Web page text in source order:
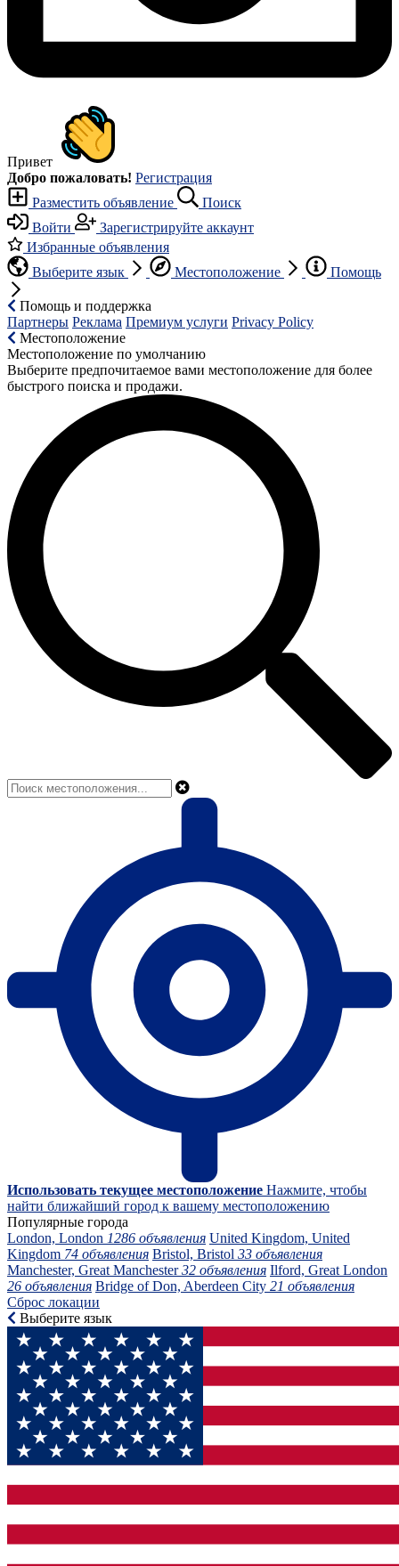
Привет
Добро пожаловать! Регистрация
Разместить объявление
Поиск
Войти
Зарегистрируйте аккаунт
Избранные объявления
Выберите язык
Местоположение Помощь
Помощь и поддержка
Партнеры Реклама Премиум услуги Privacy Policy
Местоположение
Местоположение по умолчанию
Выберите предпочитаемое вами местоположение для более
быстрого поиска и продажи.
Использовать текущее местоположение Нажмите, чтобы
найти ближайший город к вашему местоположению
Популярные города
London, London 1286 объявления United Kingdom, United
Kingdom 74 объявления Bristol, Bristol 33 объявления
Manchester, Great Manchester32 объявления Ilford, Great London
26 объявления Bridge of Don, Aberdeen City 21 объявления
Сброс локации
Выберите язык